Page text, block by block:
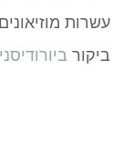
עשרות
ביקור ביורו